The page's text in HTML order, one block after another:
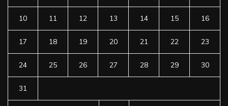
10 11 12 13 14 15 16
17 18 19 20 21 22 23
24 25 26 27 28 29 30
31